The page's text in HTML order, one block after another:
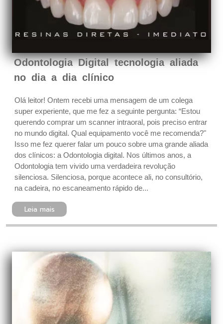
Odontologia Digital tecnologia aliada
no dia a dia clínico
Olá leitor! Ontem recebi uma mensagem de um colega
super experiente, que me fez a seguinte pergunta: “Estou
querendo comprar um scanner intraoral, pois preciso entrar
no mundo digital. Qual equipamento você me recomenda?"
Isso me fez querer falar um pouco sobre uma grande aliada
dos clínicos: a Odontologia digital. Nos últimos anos, a
Odontologia tem vivido uma verdadeira revolução
silenciosa. Silenciosa, porque acontece ali, no consultório,
na cadeira, no escaneamento rápido de...
Leia mais